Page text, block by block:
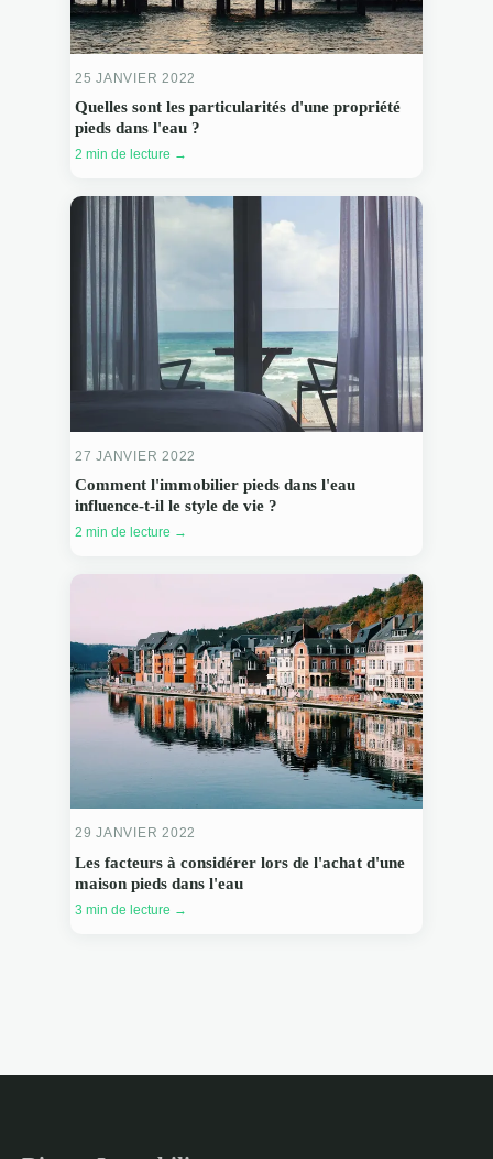
25 JANVIER 2022
Quelles sont les particularités d'une propriété
pieds dans l'eau ?
2 min de lecture →
27 JANVIER 2022
Comment l'immobilier pieds dans l'eau
influence-t-il le style de vie ?
2 min de lecture →
29 JANVIER 2022
Les facteurs à considérer lors de l'achat d'une
maison pieds dans l'eau
3 min de lecture →